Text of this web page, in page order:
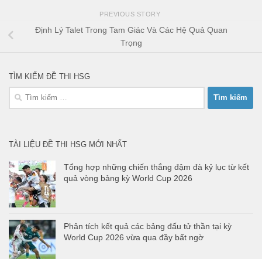
PREVIOUS STORY
Định Lý Talet Trong Tam Giác Và Các Hệ Quả Quan
Trọng
TÌM KIẾM ĐỀ THI HSG
Tìm
TÀI LIỆU ĐỀ THI HSG MỚI NHẤT
Tổng hợp những chiến thắng đậm đà kỷ lục từ kết
quả vòng bảng kỳ World Cup 2026
Phân tích kết quả các bảng đấu tử thần tại kỳ
World Cup 2026 vừa qua đầy bất ngờ